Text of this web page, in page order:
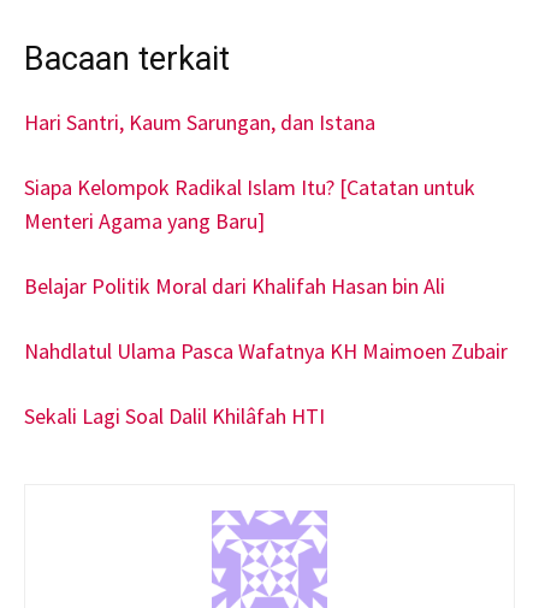
Bacaan terkait
Hari Santri, Kaum Sarungan, dan Istana
Siapa Kelompok Radikal Islam Itu? [Catatan untuk
Menteri Agama yang Baru]
Belajar Politik Moral dari Khalifah Hasan bin Ali
Nahdlatul Ulama Pasca Wafatnya KH Maimoen Zubair
Sekali Lagi Soal Dalil Khilâfah HTI